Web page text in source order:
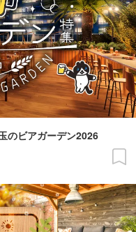
のビアガーデン2026